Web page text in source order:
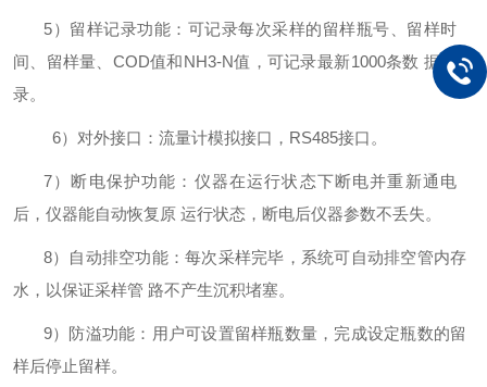
5）留样记录功能：可记录每次采样的留样瓶号、留样时
间、留样量、 COD值和NH3-N值，可记录最新1000条数 据记
录。
6）对外接口：流量计模拟接口， RS485接口。
7）断电保护功能：仪器在运行状态下断电并重新通电
后，仪器能自动恢复原 运行状态，断电后仪器参数不丢失。
8）自动排空功能：每次采样完毕，系统可自动排空管内存
水，以保证采样管 路不产生沉积堵塞。
9）防溢功能：用户可设置留样瓶数量，完成设定瓶数的留
样后停止留样。